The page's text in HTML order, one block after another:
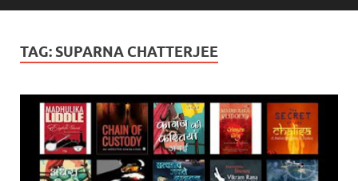
TAG: SUPARNA CHATTERJEE